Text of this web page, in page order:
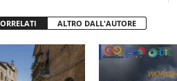
ALTRO DALL'AUTORE